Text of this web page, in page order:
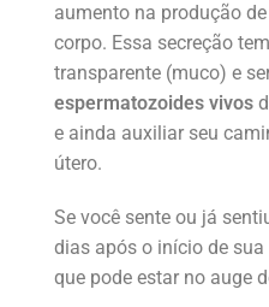
aumento na produção
corpo. Essa secreção
transparente (muco) e
espermatozoides vivos
e ainda auxiliar seu
útero.
Se você sente ou já
dias após o início de
que pode estar no auge